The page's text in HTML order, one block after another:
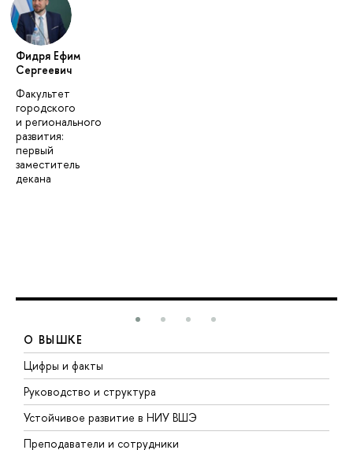
Фидря Ефим
Сергеевич
Факультет
городского
и регионального
развития:
первый
заместитель
декана
О ВЫШКЕ
Цифры и факты
Руководство и структура
Устойчивое развитие в НИУ ВШЭ
Преподаватели и сотрудники